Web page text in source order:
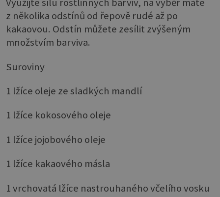
Využijte sílu rostlinných barviv, na výběr máte
z několika odstínů od řepově rudé až po
kakaovou. Odstín můžete zesílit zvýšeným
množstvím barviva.
Suroviny
1 lžíce oleje ze sladkých mandlí
1 lžíce kokosového oleje
1 lžíce jojobového oleje
1 lžíce kakaového másla
1 vrchovatá lžíce nastrouhaného včelího vosku